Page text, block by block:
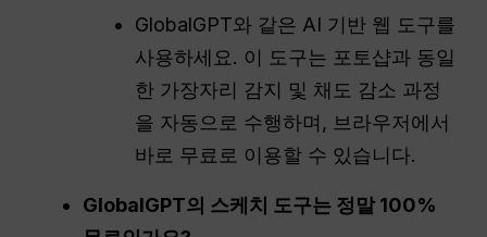
GlobalGPT와 같은 AI 기반 웹 도구를
사용하세요. 이 도구는 포토샵과 동일
한 가장자리 감지 및 채도 감소 과정
을 자동으로 수행하며, 브라우저에서
바로 무료로 이용할 수 있습니다.
GlobalGPT의 스케치 도구는 정말 100%